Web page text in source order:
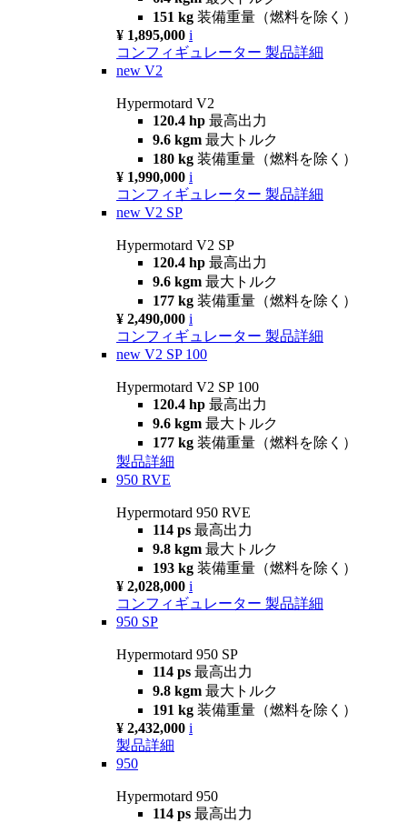
151 kg 装備重量（燃料を除く）
¥ 1,895,000 i
コンフィギュレーター 製品詳細
new V2
Hypermotard V2
120.4 hp 最高出力
9.6 kgm 最大トルク
180 kg 装備重量（燃料を除く）
¥ 1,990,000 i
コンフィギュレーター 製品詳細
new V2 SP
Hypermotard V2 SP
120.4 hp 最高出力
9.6 kgm 最大トルク
177 kg 装備重量（燃料を除く）
¥ 2,490,000 i
コンフィギュレーター 製品詳細
new V2 SP 100
Hypermotard V2 SP 100
120.4 hp 最高出力
9.6 kgm 最大トルク
177 kg 装備重量（燃料を除く）
製品詳細
950 RVE
Hypermotard 950 RVE
114 ps 最高出力
9.8 kgm 最大トルク
193 kg 装備重量（燃料を除く）
¥ 2,028,000 i
コンフィギュレーター 製品詳細
950 SP
Hypermotard 950 SP
114 ps 最高出力
9.8 kgm 最大トルク
191 kg 装備重量（燃料を除く）
¥ 2,432,000 i
製品詳細
950
Hypermotard 950
114 ps 最高出力